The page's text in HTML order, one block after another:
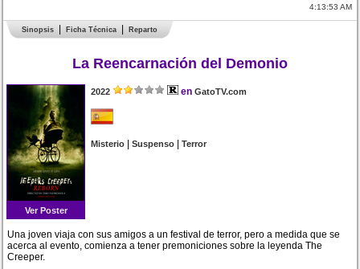
4:13:53 AM
Sinopsis Ficha Técnica Reparto
La Reencarnación del Demonio
Ver Poster
2022 en GatoTV.com
Misterio |Suspenso |Terror
Una joven viaja con sus amigos a un festival de terror, pero a medida que se
acerca al evento, comienza a tener premoniciones sobre la leyenda The
Creeper.